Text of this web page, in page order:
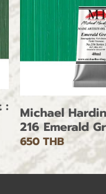
:
Michael
216 Emerald
650 THB